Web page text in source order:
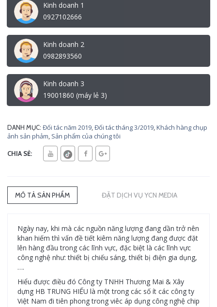
Kinh doanh 1
0927102666
Kinh doanh 2
0982893560
Kinh doanh 3
19001860 (máy lẻ 3)
DANH MỤC: Đối tác năm 2019,Đối tác tháng 3/2019,Khách hàng chụp
ảnh sản phảm, Sản phẩm của chúng tôi
CHIA SẺ:
MÔ TẢ SẢN PHẨM ĐẶT DỊCH VỤ YCN MEDIA
Ngày nay, khi mà các nguồn năng lượng đang dần trở nên
khan hiếm thì vấn đề tiết kiêm năng lượng đang được đặt
lên hàng đầu trong các lĩnh vực, đặc biệt là các lĩnh vực
công nghệ như: thiết bị chiếu sáng, thiết bị điện gia dụng,
….
Hiểu được điều đó Công ty TNHH Thương Mai & Xây
dựng HB TRUNG HIẾU là một trong các số ít các công ty
Việt Nam đi tiên phong trong viêc áp dụng công nghệ chip